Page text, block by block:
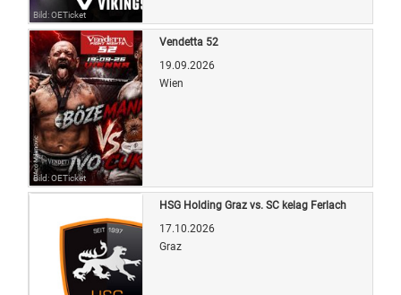
Bild: OETicket
Bild: OETicket
Vendetta 52
19.09.2026
Wien
HSG Holding Graz vs. SC kelag Ferlach
17.10.2026
Graz